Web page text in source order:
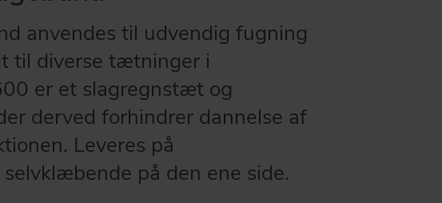
anvendes til udvendig fugning
til diverse tætninger i
er et slagregnstæt og
derved forhindrer dannelse af
Leveres på
på den ene side.